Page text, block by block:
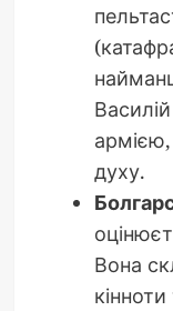
духу.
Вона